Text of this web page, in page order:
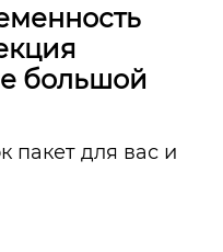
большой
пакет для вас и